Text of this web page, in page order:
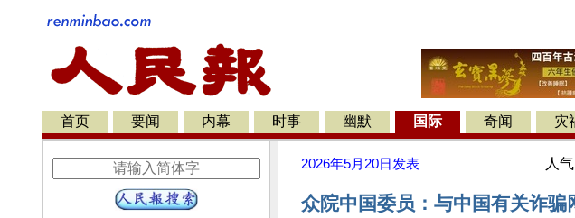
首页 要闻 内幕 时事 幽默 国际 奇闻 灾
2026年5月20日 发表 人气
众院中国委员：与中国有关诈骗